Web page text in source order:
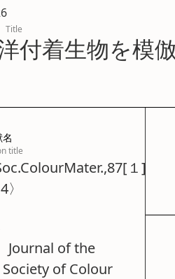
Title
付着生物を模
title
１]
〉
of the
Society of Colour